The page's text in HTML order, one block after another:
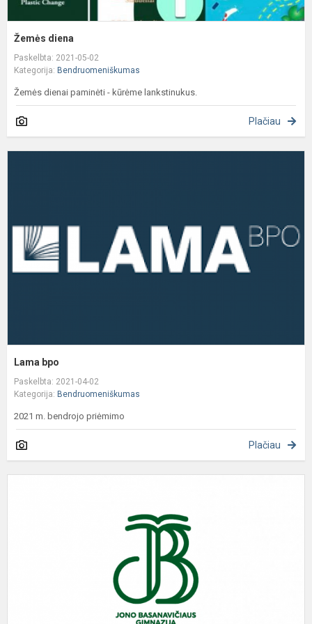
Žemės diena
Paskelbta: 2021-05-02
Kategorija: Bendruomeniškumas
Žemės dienai paminėti - kūrėme lankstinukus.
Plačiau
Lama bpo
Paskelbta: 2021-04-02
Kategorija: Bendruomeniškumas
2021 m. bendrojo priėmimo
Plačiau